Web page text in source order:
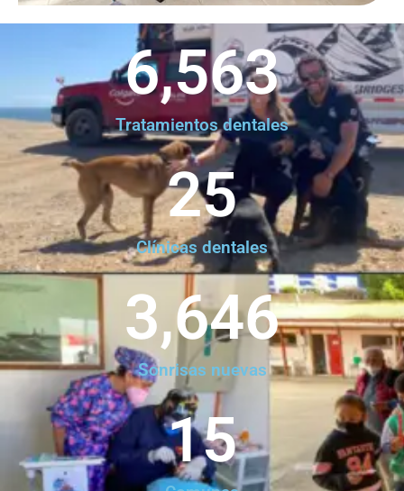
Tratamientos dentales
6,563
Clínicas dentales
25
Sonrisas nuevas
3,646
15